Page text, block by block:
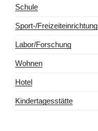
Schule
Sport-/Freizeiteinrichtung
Labor/Forschung
Wohnen
Hotel
Kindertagesstätte